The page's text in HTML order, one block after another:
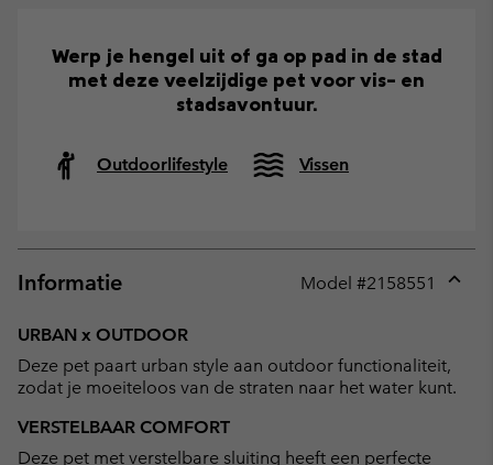
Werp je hengel uit of ga op pad in de stad
met deze veelzijdige pet voor vis- en
stadsavontuur.
Outdoorlifestyle Vissen
Informatie Model #2158551
URBAN x OUTDOOR
Deze pet paart urban style aan outdoor functionaliteit,
zodat je moeiteloos van de straten naar het water kunt.
VERSTELBAAR COMFORT
Deze pet met verstelbare sluiting heeft een perfecte